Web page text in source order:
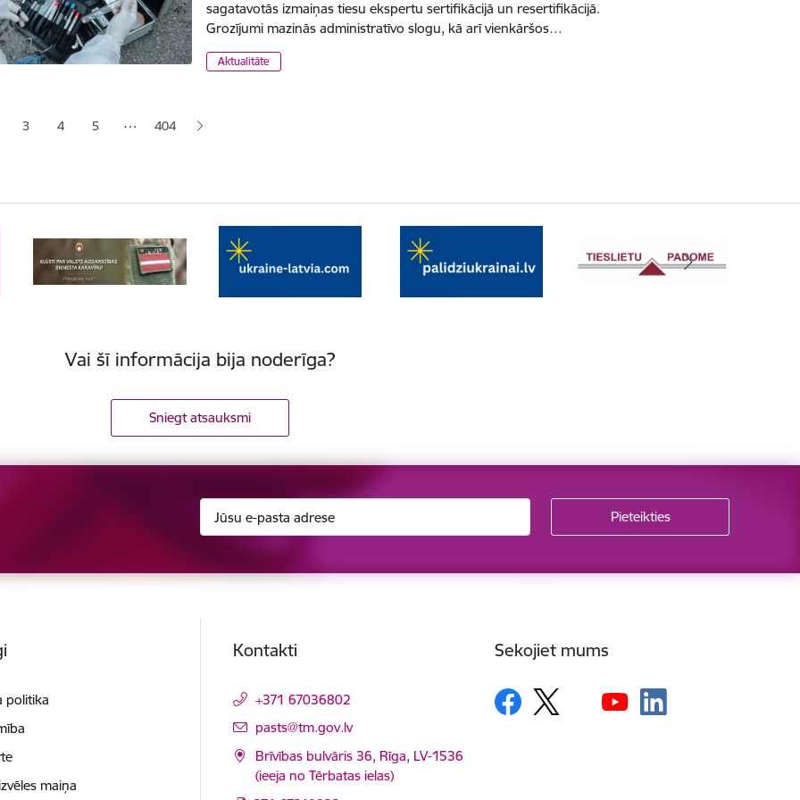
sagatavotās izmaiņas tiesu ekspertu sertifikācijā un resertifikācijā.
Grozījumi mazinās administratīvo slogu, kā arī vienkāršos…
Aktualitāte
lapaLapa
3 Lapa
4 Lapa
5 … 404
Vai šī informācija bija noderīga?
Sniegt atsauksmi
politika
maiņa
Kontakti
+371 67036802
E-pasts:
pasts@tm.gov.lv
Brīvības bulvāris 36, Rīga, LV-1536
(ieeja no Tērbatas ielas)
Sekojiet mums